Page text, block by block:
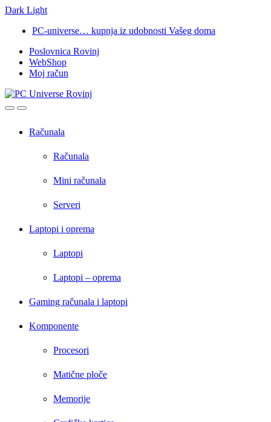
Dark Light
navigation
content
PC-universe… kupnja iz udobnosti Vašeg doma
Poslovnica Rovinj
WebShop
Moj račun
OpenClose
Računala
Računala
Mini računala
Serveri
Laptopi i oprema
Laptopi
Laptopi – oprema
Gaming računala i laptopi
Komponente
Procesori
Matične ploče
Memorije